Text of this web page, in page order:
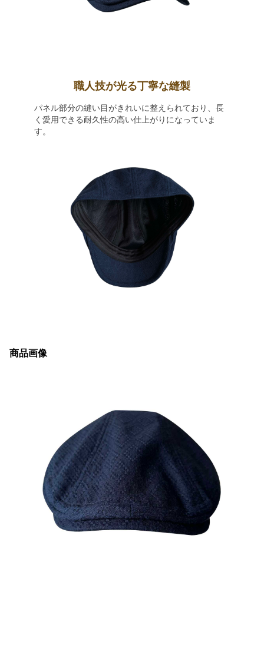
職人技が光る丁寧な縫製
パネル部分の縫い目がきれいに整えられており、長
く愛用できる耐久性の高い仕上がりになっていま
す。
商品画像